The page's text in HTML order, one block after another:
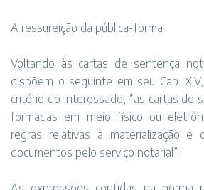
A ressureição da pública-forma
Voltando às cartas de sentença
dispõem o seguinte em seu Cap.
critério do interessado, “as cartas de
formadas em meio físico ou
regras relativas à materialização e
documentos pelo serviço notarial”.